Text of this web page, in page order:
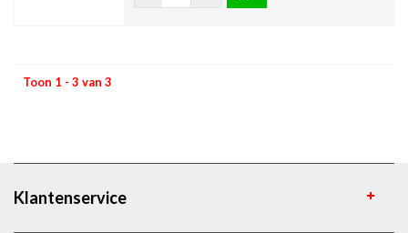
Toon 1 - 3 van 3
Klantenservice